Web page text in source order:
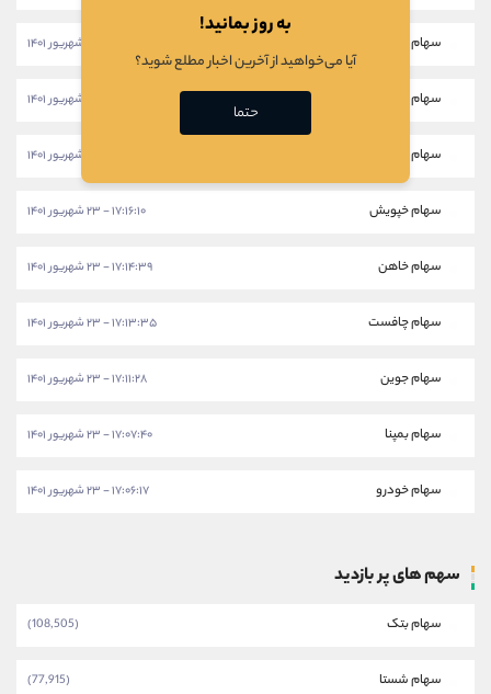
سهام خکار
سهام شرانل
سهام ثبهساز
سهام خپویش ۱۷:۱۶:۱۰ - ۲۳ شهریور ۱۴۰۱
سهام خاهن ۱۷:۱۴:۳۹ - ۲۳ شهریور ۱۴۰۱
سهام چافست ۱۷:۱۳:۳۵ - ۲۳ شهریور ۱۴۰۱
سهام جوین ۱۷:۱۱:۲۸ - ۲۳ شهریور ۱۴۰۱
سهام بمپنا ۱۷:۰۷:۴۰ - ۲۳ شهریور ۱۴۰۱
سهام خودرو ۱۷:۰۶:۱۷ - ۲۳ شهریور ۱۴۰۱
سهم های پر بازدید
سهام بتک (108,505)
سهام شستا (77,915)
به روز بمانید!
آیا می‌خواهید از آخرین اخبار مطلع شوید؟
حتما